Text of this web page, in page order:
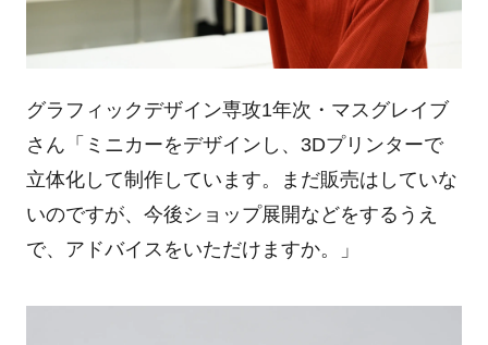
グラフィックデザイン専攻1年次・マスグレイブ
さん「ミニカーをデザインし、3Dプリンターで
立体化して制作しています。まだ販売はしていな
いのですが、今後ショップ展開などをするうえ
で、アドバイスをいただけますか。」